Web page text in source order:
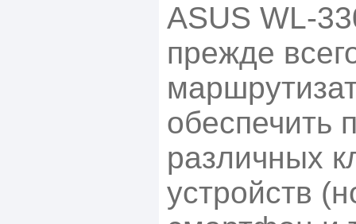
ASUS WL-
прежде
обеспечить
различных
устройств